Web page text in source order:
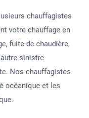
chauffagistes
votre chauffage en
fuite de chaudière,
sinistre
Nos chauffagistes
océanique et les